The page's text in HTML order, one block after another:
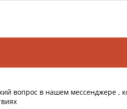
вопрос в нашем мессенджере ,